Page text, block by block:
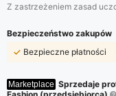
Z zastrzeżeniem zasad
Bezpieczeństwo zakupów
Bezpieczne płatności
Marketplace Sprzedaje